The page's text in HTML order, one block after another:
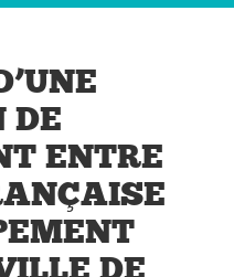
DE
ENTRE